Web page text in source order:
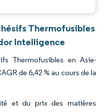
Thermofusibles
Intelligence
Thermofusibles en Asie-
de 6,42 % au cours de la
et du prix des matières